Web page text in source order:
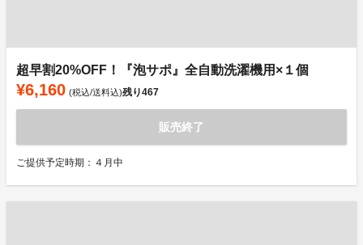
超早割20%OFF！『泡サポ』全自動洗濯機用×１個
¥6,160 (税込/送料込)残り467
販売終了
ご提供予定時期：４月中